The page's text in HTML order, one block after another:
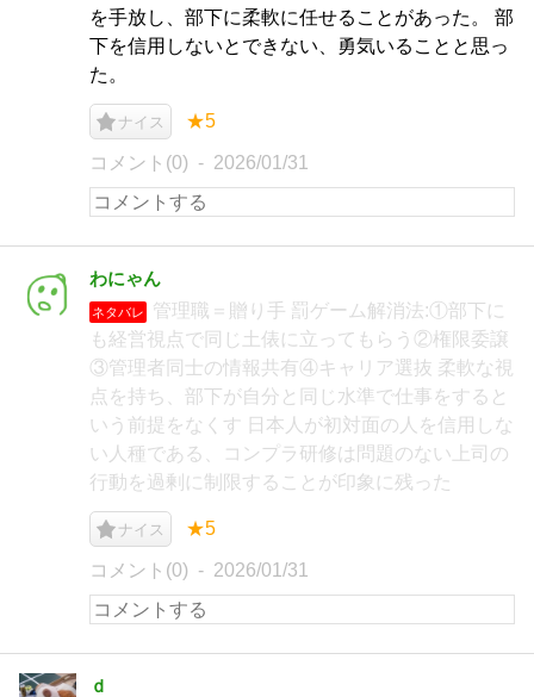
を手放し、部下に柔軟に任せることがあった。 部
下を信用しないとできない、勇気いることと思っ
た。
ナイス ★5
コメント(0) 2026/01/31
わにゃん
ネタバレ
管理職＝贈り手 罰ゲーム解消法:①部下に
も経営視点で同じ土俵に立ってもらう②権限委譲
③管理者同士の情報共有④キャリア選抜 柔軟な視
点を持ち、部下が自分と同じ水準で仕事をすると
いう前提をなくす 日本人が初対面の人を信用しな
い人種である、コンプラ研修は問題のない上司の
行動を過剰に制限することが印象に残った
ナイス ★5
コメント(0) 2026/01/31
ｄ